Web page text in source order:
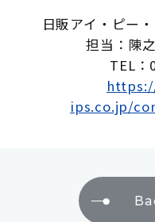
日販アイ・ピー
担当：陳
TEL：
ips.co.jp/